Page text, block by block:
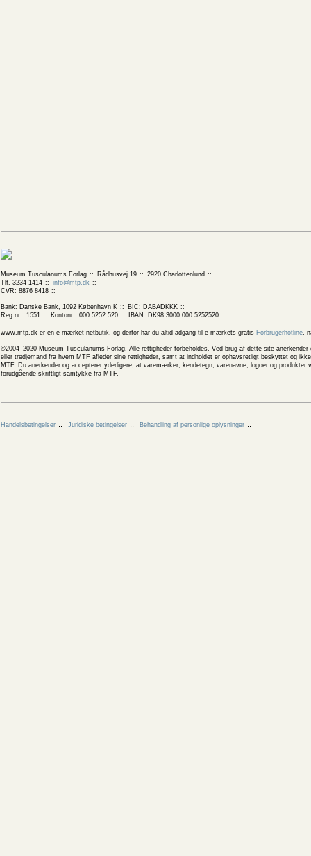
Museum Tusculanums Forlag Rådhusvej 19
2920 Charlottenlund
Tlf. 3234 1414
info@mtp.dk
CVR: 8876 8418
Bank: Danske Bank, 1092 København K
BIC: DABADKKK
Reg.nr.: 1551
Kontonr.: 000 5252 520 IBAN: DK98 3000 000 5252520
www.mtp.dk er en e-mærket netbutik, og derfor har du altid adgang til e-mærkets gratis Forbrugerhotline,
©2004–2020 Museum Tusculanums Forlag. Alle rettigheder forbeholdes. Ved brug af dette site
eller tredjemand fra hvem MTF afleder sine rettigheder, samt at indholdet er ophavsretligt beskyttet og
MTF. Du anerkender og accepterer yderligere, at varemærker, kendetegn, varenavne, logoer og
forudgående skriftligt samtykke fra MTF.
Handelsbetingelser Juridiske betingelser Behandling af personlige oplysninger